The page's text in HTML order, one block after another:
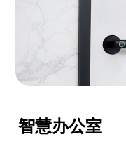
智慧办公室